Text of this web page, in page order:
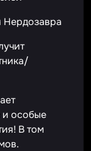
Нердозавра
и особые
В том